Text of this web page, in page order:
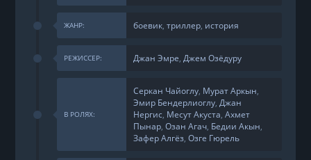
ЖАНР: боевик,триллер, история
РЕЖИССЕР: Джан Эмре,Джем Озёдуру
В РОЛЯХ:
Серкан Чайоглу, Мурат Аркын,
Эмир Бендерлиоглу,Джан
Нергис, Месут Акуста,Ахмет
Пынар,Озан Агач, Бедии Акын,
Зафер Алгёз,Озге Гюрель